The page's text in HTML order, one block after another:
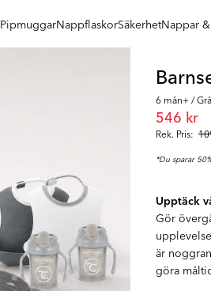
PipmuggarNappflaskorSäkerhetNappar
6 mån+ / Grå
Rek. Pris:
546 kr
*Du sparar
Upptäck
Gör
är
göra